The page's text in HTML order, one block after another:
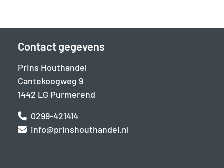
Contact gegevens
Prins Houthandel
Cantekoogweg 9
1442 LG Purmerend
0299-421414
info@prinshouthandel.nl